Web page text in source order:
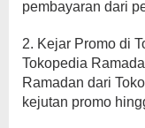
pembayaran dari
2. Kejar Promo di
Tokopedia
Ramadan dari
kejutan promo